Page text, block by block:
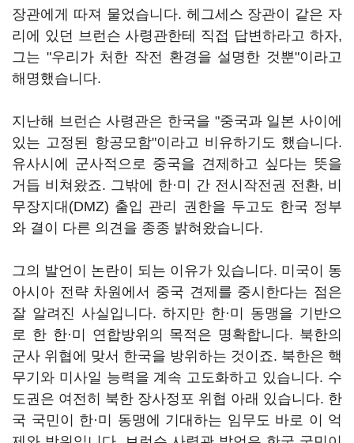
장관에게 따져 물었습니다. 헤그세스 장관이 같은 자
리에 있던 브런슨 사령관한테 직접 답변하라고 하자,
그는 "우리가 처한 작전 환경을 설명한 것뿐"이라고
해명했습니다.
지난해 브런슨 사령관은 한국을 "중국과 일본 사이에
있는 고정된 항공모함"이라고 비유하기도 했습니다.
유사시에 군사적으로 중국을 견제하고 싶다는 뜻을
거듭 비쳐왔죠. 그밖에 한·미 간 전시작전권 전환, 비
무장지대(DMZ) 출입 관리 권한을 두고도 한국 정부
와 결이 다른 의견을 종종 밝혀왔습니다.
그의 발언이 논란이 되는 이유가 있습니다. 미국이 동
아시아 전략 차원에서 중국 견제를 중시한다는 점은
잘 알려진 사실입니다. 하지만 한·미 동맹을 기반으
로 한 한·미 연합방위의 목적은 명확합니다. 북한의
군사 위협에 맞서 한국을 방위하는 것이죠. 북한은 핵
무기와 미사일 능력을 계속 고도화하고 있습니다. 수
도권은 여전히 북한 장사정포 위협 아래 있습니다. 한
국 국민이 한·미 동맹에 기대하는 임무도 바로 이 억